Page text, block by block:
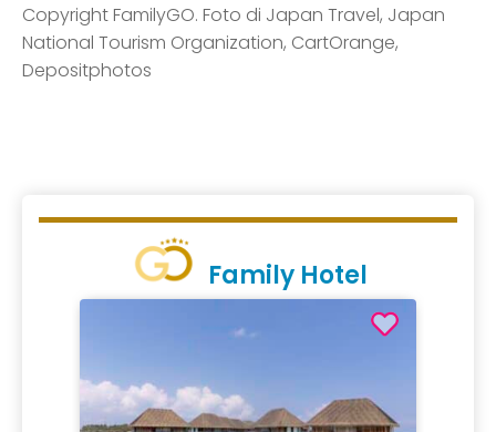
Copyright FamilyGO. Foto di Japan Travel, Japan
National Tourism Organization, CartOrange,
Depositphotos
Family Hotel